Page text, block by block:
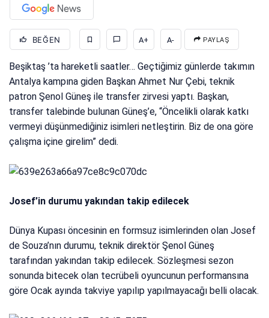
BEĞEN A+ A- PAYLAŞ
Beşiktaş ’ta hareketli saatler… Geçtiğimiz günlerde takımın
Antalya kampına giden Başkan Ahmet Nur Çebi, teknik
patron Şenol Güneş ile transfer zirvesi yaptı. Başkan,
transfer talebinde bulunan Güneş’e, “Öncelikli olarak katkı
vermeyi düşünmediğiniz isimleri netleştirin. Biz de ona göre
çalışma içine girelim” dedi.
Josef’in durumu yakından takip edilecek
Dünya Kupası öncesinin en formsuz isimlerinden olan Josef
de Souza’nın durumu, teknik direktör Şenol Güneş
tarafından yakından takip edilecek. Sözleşmesi sezon
sonunda bitecek olan tecrübeli oyuncunun performansına
göre Ocak ayında takviye yapılıp yapılmayacağı belli olacak.